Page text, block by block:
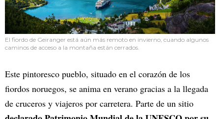
El fiordo de Geiranger está aún más remoto en invierno, cuando algunos
caminos de acceso a la montaña están cerrados.
Este pintoresco pueblo, situado en el corazón de los
fiordos noruegos, se anima en verano gracias a la llegada
de cruceros y viajeros por carretera. Parte de un sitio